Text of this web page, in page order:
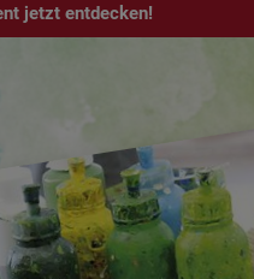
jetzt entdecken!